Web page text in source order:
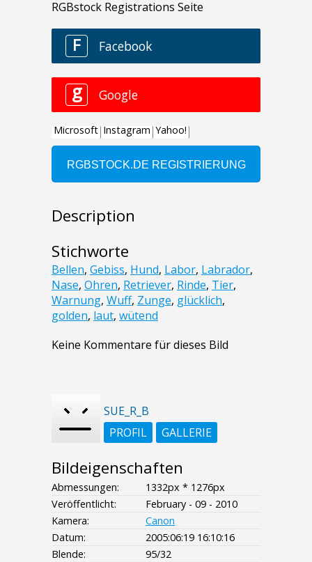
Description
Stichworte
Bellen, Gebiss, Hund, Labor, Labrador,
Nase, Ohren, Retriever, Rinde, Tier,
Warnung, Wuff, Zunge, glücklich,
golden, laut, wütend
Keine Kommentare für dieses Bild
SUE_R_B
PROFIL
GALLERIE
Bildeigenschaften
Abmessungen:
1332px * 1276px
Veröffentlicht:
February - 09 - 2010
Kamera:
Canon
Datum:
2005:06:19 16:10:16
Blende:
95/32